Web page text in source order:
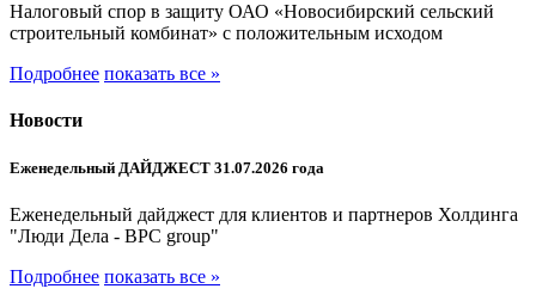
Налоговый спор в защиту ОАО «Новосибирский сельский
строительный комбинат» с положительным исходом
Подробнее показать все »
Новости
Еженедельный ДАЙДЖЕСТ 31.07.2026 года
Еженедельный дайджест для клиентов и партнеров Холдинга
"Люди Дела - BPC group"
Подробнее показать все »